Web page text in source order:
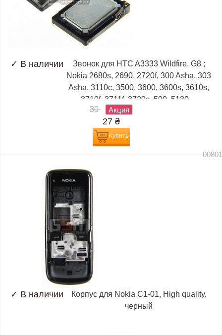
✓ В наличии
Звонок для HTC A3333 Wildfire, G8 ;
Nokia 2680s, 2690, 2720f, 300 Asha, 303
Asha, 3110c, 3500, 3600, 3600s, 3610s,
3710f, 3711f, 3720c, 500, 5130,...
30
Акция
27 ₴
Купить
✓ В наличии
Корпус для Nokia C1-01, High quality,
черный